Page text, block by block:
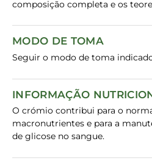
composição completa e os
MODO DE TOMA
Seguir o modo de toma
INFORMAÇÃO
O crómio contribui para o
macronutrientes e para a
de glicose no sangue.